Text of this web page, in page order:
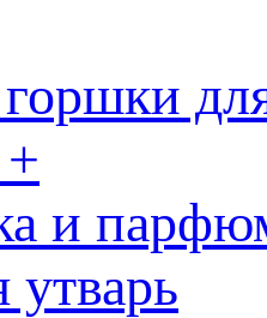
и
утварь